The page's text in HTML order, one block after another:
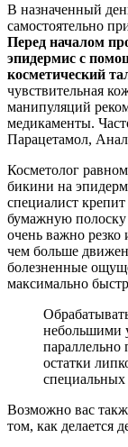
В назначенный
самостоятельно
Перед началом
эпидермис с
косметический
чувствительная
манипуляций
медикаменты.
Парацетамол,
Косметолог
бикини на
специалист
бумажную полоску
очень важно резко
чем больше
болезненные
максимально
небольшими
параллельно
остатки
специальных
Возможно вас
том, как делается